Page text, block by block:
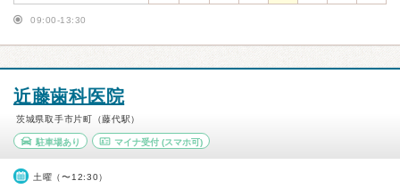
09:00-13:30
近藤歯科医院
茨城県取手市片町（藤代駅）
駐車場あり マイナ受付(スマホ可)
土曜（〜12:30）